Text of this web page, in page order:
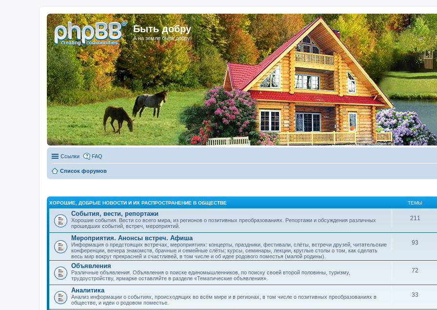
Быть добру
А на земле быть добру!
Ссылки FAQ
Список форумов
ХОРОШИЕ, ДОБРЫЕ НОВОСТИ И ИХ РАСПРОСТРАНЕНИЕ В ОБЩЕСТВЕ ТЕМЫ
События, вести, репортажи
Хорошие события. Вести со всего мира, из регионов о позитивных преобразованиях. Репортажи и обсуждения различных
прошедших событий, встреч, мероприятий.
211
Мероприятия. Анонсы встреч. Афиша
Информация о предстоящих встречах, мероприятиях: концерты, праздники, фестивали, слёты, встречи друзей, читательские
конференции, вечера знакомств, брачные и семейные слёты; курсы, семинары, лекции, круглые столы о том, как сделать
весь мир вокруг прекрасней и счастливей, в том числе и об идее родового поместья (малой родины).
93
Объявления
Различные объявления. Объявления о поиске единомышленников, по поиску своей второй половины, туризму,
трудоустройству, ярмарке оставляйте в разделе «Тематические объявления».
72
Аналитика
Анализ информации о событиях, происходящих во всём мире и в регионах, в том числе о позитивных преобразованиях в
обществе, и идеи о родовом поместье.
33